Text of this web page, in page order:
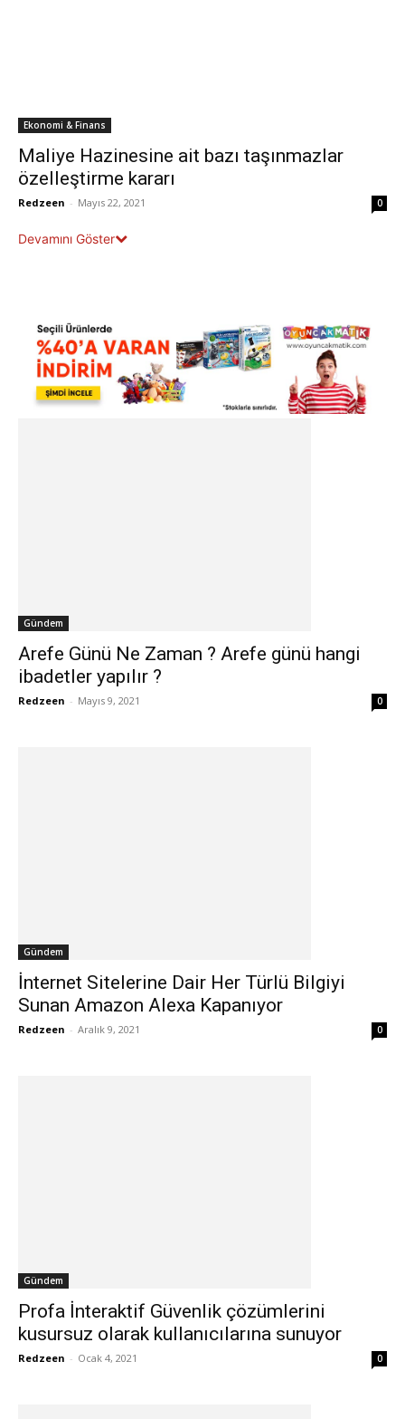
Ekonomi & Finans
Maliye Hazinesine ait bazı taşınmazlar
özelleştirme kararı
Redzeen - Mayıs 22, 2021 0
Devamını Göster
Gündem
Arefe Günü Ne Zaman ? Arefe günü hangi
ibadetler yapılır ?
Redzeen - Mayıs 9, 2021 0
Gündem
İnternet Sitelerine Dair Her Türlü Bilgiyi
Sunan Amazon Alexa Kapanıyor
Redzeen - Aralık 9, 2021 0
Gündem
Profa İnteraktif Güvenlik çözümlerini
kusursuz olarak kullanıcılarına sunuyor
Redzeen - Ocak 4, 2021 0